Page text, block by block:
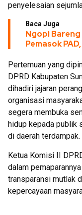
penyelesaian
Baca Juga
Ngopi Bareng
Pemasok
Pertemuan yang
DPRD Kabupaten
dihadiri jajaran
organisasi
segera membuka
hidup kepada publik
di daerah terdampak.
Ketua Komisi II
dalam
transparansi mutlak
kepercayaan